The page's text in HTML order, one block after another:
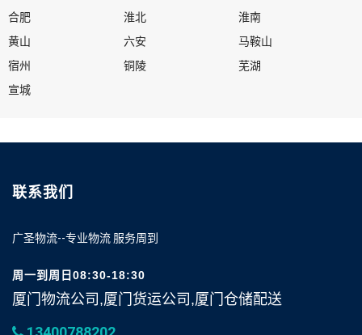
合肥
淮北
淮南
黄山
六安
马鞍山
宿州
铜陵
芜湖
宣城
联系我们
广圣物流--专业物流 服务周到
周一到周日08:30-18:30
厦门物流公司,厦门货运公司,厦门仓储配送